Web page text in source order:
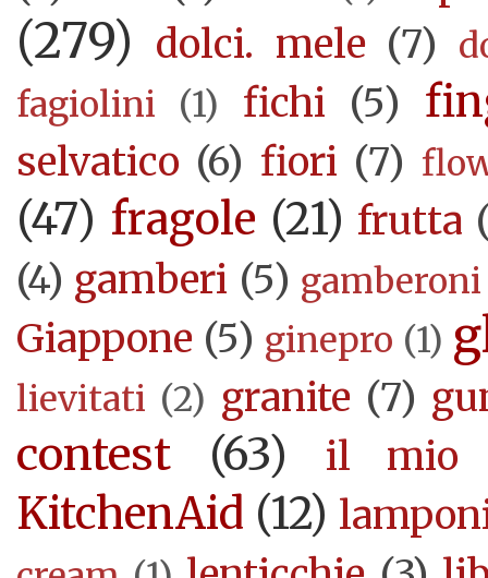
(279) dolci. mele (7)
fagiolini (1) fichi (5)
selvatico (6) fiori (7)
(47) fragole (21) frutta
(4) gamberi (5) gamberoni
Giappone (5) ginepro (1)
lievitati (2) granite (7)
contest (63) il mio
KitchenAid (12)